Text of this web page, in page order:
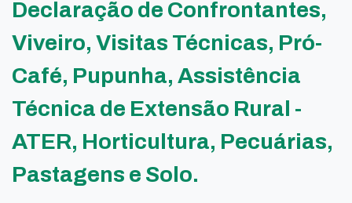
Declaração de Confrontantes,
Viveiro, Visitas Técnicas, Pró-
Café, Pupunha, Assistência
Técnica de Extensão Rural -
ATER, Horticultura, Pecuárias,
Pastagens e Solo.